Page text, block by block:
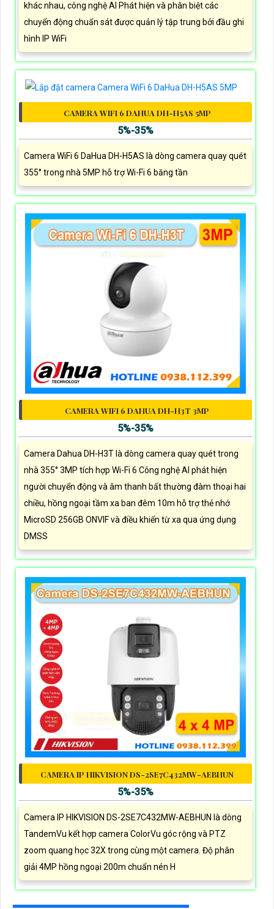
khác nhau, công nghệ AI Phát hiện và phân biệt các
chuyển động chuẩn sát được quản lý tập trung bởi đầu ghi
hình IP WiFi
CAMERA WIFI 6 DAHUA DH-H5AS 5MP
5%-35%
Camera WiFi 6 DaHua DH-H5AS là dòng camera quay quét
355° trong nhà 5MP hỗ trợ Wi-Fi 6 băng tần
CAMERA WIFI 6 DAHUA DH-H3T 3MP
5%-35%
Camera Dahua DH-H3T là dòng camera quay quét trong
nhà 355° 3MP tích hợp Wi-Fi 6 Công nghệ AI phát hiện
người chuyển động và âm thanh bất thường đàm thoại hai
chiều, hồng ngoại tầm xa ban đêm 10m hỗ trợ thẻ nhớ
MicroSD 256GB ONVIF và điều khiển từ xa qua ứng dụng
DMSS
CAMERA IP HIKVISION DS-2SE7C432MW-AEBHUN
5%-35%
Camera IP HIKVISION DS-2SE7C432MW-AEBHUN là dòng
TandemVu kết hợp camera ColorVu góc rộng và PTZ
zoom quang học 32X trong cùng một camera. Độ phân
giải 4MP hồng ngoại 200m chuẩn nén H